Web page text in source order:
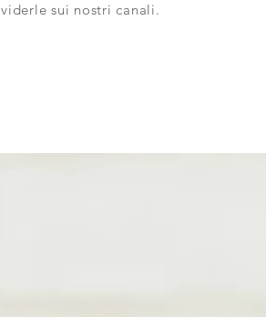
sui nostri canali.